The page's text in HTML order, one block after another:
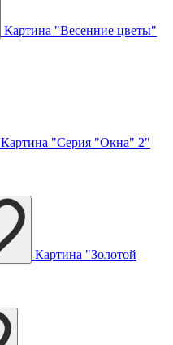
Картина "Весенние цветы"
Картина "Серия "Окна" 2"
Картина "Золотой